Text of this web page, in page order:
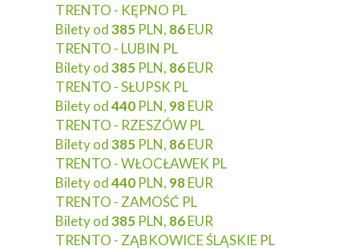
TRENTO - KĘPNO PL
Bilety od385 PLN, 86EUR
TRENTO - LUBIN PL
Bilety od385 PLN, 86EUR
TRENTO - SŁUPSK PL
Bilety od440 PLN, 98EUR
TRENTO - RZESZÓW PL
Bilety od385 PLN, 86EUR
TRENTO - WŁOCŁAWEK PL
Bilety od440 PLN, 98EUR
TRENTO - ZAMOŚĆ PL
Bilety od385 PLN, 86EUR
TRENTO - ZĄBKOWICE ŚLĄSKIE PL